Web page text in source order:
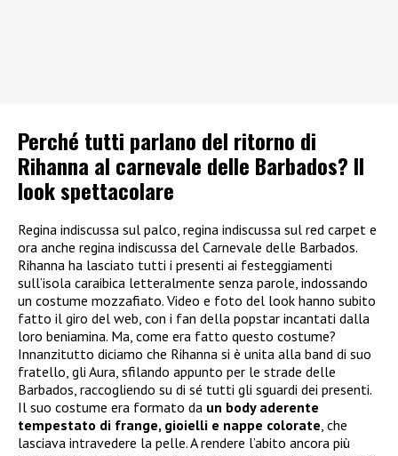
Perché tutti parlano del ritorno di
Rihanna al carnevale delle Barbados? Il
look spettacolare
Regina indiscussa sul palco, regina indiscussa sul red carpet e
ora anche regina indiscussa del Carnevale delle Barbados.
Rihanna ha lasciato tutti i presenti ai festeggiamenti
sull’isola caraibica letteralmente senza parole, indossando
un costume mozzafiato. Video e foto del look hanno subito
fatto il giro del web, con i fan della popstar incantati dalla
loro beniamina. Ma, come era fatto questo costume?
Innanzitutto diciamo che Rihanna si è unita alla band di suo
fratello, gli Aura, sfilando appunto per le strade delle
Barbados, raccogliendo su di sé tutti gli sguardi dei presenti.
Il suo costume era formato da un body aderente
tempestato di frange, gioielli e nappe colorate , che
lasciava intravedere la pelle. A rendere l’abito ancora più